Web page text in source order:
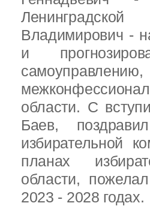
Владимирович -
и
области. С
Баев,
избирательной
планах
области,
2023 - 2028 годах.